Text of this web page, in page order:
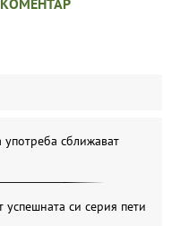
сближават
си серия пети